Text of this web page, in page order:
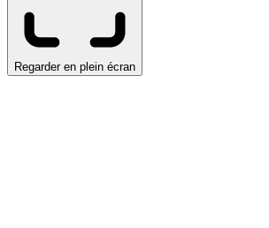
Regarder en plein écran